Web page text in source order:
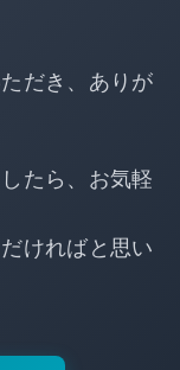
だき、ありが
たら、お気軽
ければと思い